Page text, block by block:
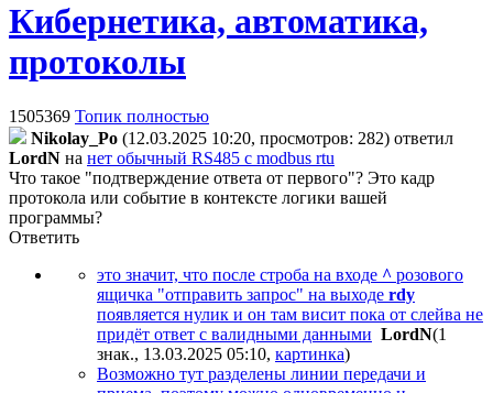
Кибернетика, автоматика,
протоколы
1505369 Топик полностью
Nikolay_Po (12.03.2025 10:20, просмотров: 282) ответил
LordN на нет обычный RS485 с modbus rtu
Что такое "подтверждение ответа от первого"? Это кадр
протокола или событие в контексте логики вашей
программы?
Ответить
это значит, что после строба на входе ^ розового
ящичка "отправить запрос" на выходе rdy
появляется нулик и он там висит пока от слейва не
придёт ответ с валидными данными LordN(1
знак., 13.03.2025 05:10, картинка)
Возможно тут разделены линии передачи и